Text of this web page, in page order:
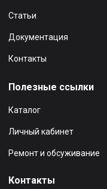
Статьи
Документация
Контакты
Полезные ссылки
Каталог
Личный кабинет
Ремонт и обсуживание
Контакты